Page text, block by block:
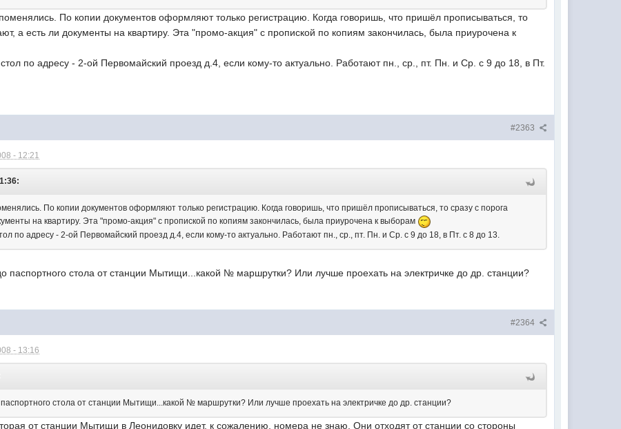
По копии документов оформляют только регистрацию. Когда говоришь, что пришёл прописываться, то
а есть ли документы на квартиру. Эта "промо-акция" с пропиской по копиям закончилась, была приурочена к
по адресу - 2-ой Первомайский проезд д.4, если кому-то актуально. Работают пн., ср., пт. Пн. и Ср. с 9 до 18, в Пт.
#2363
- 12:21
По копии документов оформляют только регистрацию. Когда говоришь, что пришёл прописываться, то сразу с порога
на квартиру. Эта "промо-акция" с пропиской по копиям закончилась, была приурочена к выборам
по адресу - 2-ой Первомайский проезд д.4, если кому-то актуально. Работают пн., ср., пт. Пн. и Ср. с 9 до 18, в Пт. с 8 до 13.
паспортного стола от станции Мытищи...какой № маршрутки? Или лучше проехать на электричке до др. станции?
#2364
- 13:16
стола от станции Мытищи...какой № маршрутки? Или лучше проехать на электричке до др. станции?
от станции Мытищи в Леонидовку идет, к сожалению, номера не знаю. Они отходят от станции со стороны